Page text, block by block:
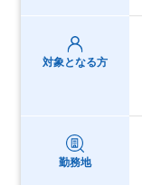
対象となる方
勤務地